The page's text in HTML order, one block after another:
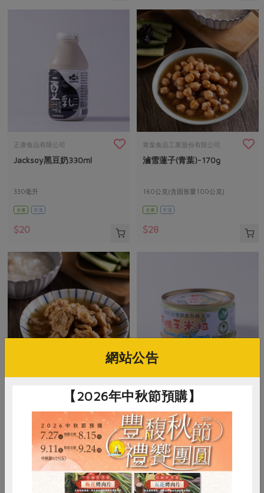
正康食品有限公司
Jacksoy黑豆奶330ml
330毫升
全素 常溫
$20
青葉食品工業股份有限公司
滷雪蓮子(青葉)-170g
160公克(含固形量100公克)
全素 常溫
$28
雪蓮子麵筋(青葉)-160g
160公克(含固形量100公克)
常溫
有機玉米粒(青葉)-120g
120公克(含固形量70公克)
全素 常溫
$34
網站公告
【2026年中秋節預購】